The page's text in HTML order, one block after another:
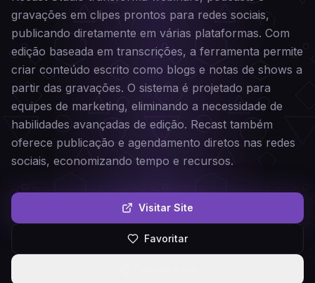
gravações em clipes prontos para redes sociais,
publicando diretamente em várias plataformas. Com
edição baseada em transcrições, a ferramenta permite
criar conteúdo escrito como blogs e notas de shows a
partir das gravações. O sistema é projetado para
equipes de marketing, eliminando a necessidade de
habilidades avançadas de edição. Recast também
oferece publicação e agendamento diretos nas redes
sociais, economizando tempo e recursos.
Visitar Site
Favoritar